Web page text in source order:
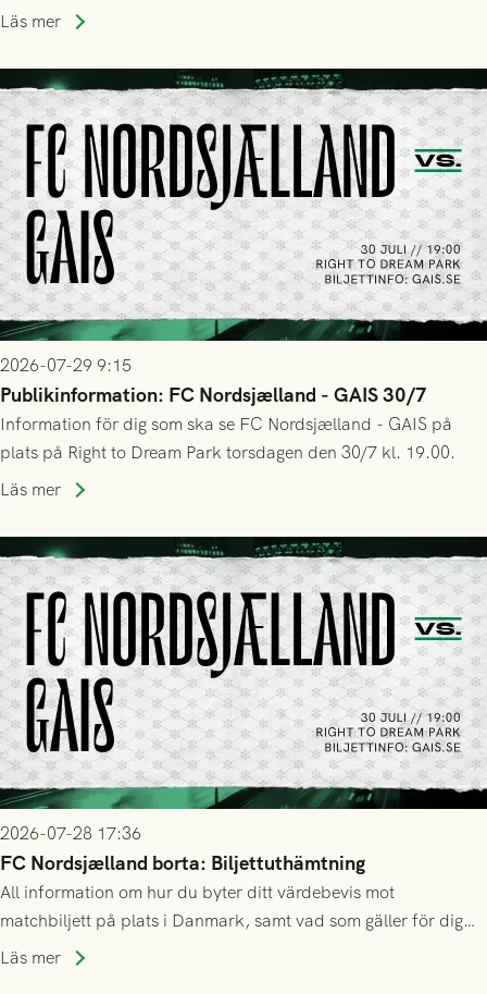
Park! Fredrik Holmberg och ledarstaben har tagit ut följande
Läs mer
2026-07-29 9:15
Publikinformation: FC Nordsjælland - GAIS 30/7
Information för dig som ska se FC Nordsjælland - GAIS på
plats på Right to Dream Park torsdagen den 30/7 kl. 19.00.
Läs mer
2026-07-28 17:36
FC Nordsjælland borta: Biljettuthämtning
All information om hur du byter ditt värdebevis mot
matchbiljett på plats i Danmark, samt vad som gäller för dig
som står på reservlista eller fått förhinder.
Läs mer